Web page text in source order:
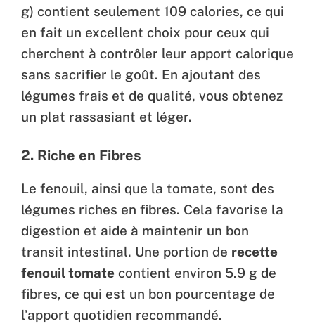
g) contient seulement 109 calories, ce qui
en fait un excellent choix pour ceux qui
cherchent à contrôler leur apport calorique
sans sacrifier le goût. En ajoutant des
légumes frais et de qualité, vous obtenez
un plat rassasiant et léger.
2. Riche en Fibres
Le fenouil, ainsi que la tomate, sont des
légumes riches en fibres. Cela favorise la
digestion et aide à maintenir un bon
transit intestinal. Une portion de recette
fenouil tomate contient environ 5.9 g de
fibres, ce qui est un bon pourcentage de
l’apport quotidien recommandé.